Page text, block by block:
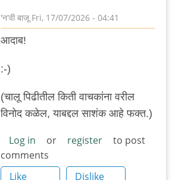
'न'वी बाजूFri, 17/07/2026 - 04:41
to
किंवा
अली
नको…
आदाब!
:-)
(चालू पिढीतील किती वाचकांना वरील
विनोद कळेल, याबद्दल साशंक आहे फक्त.)
Log in or register
to post
comments
Like
Dislike